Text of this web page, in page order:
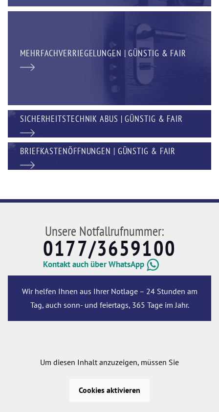
MEHRFACHVERRIEGELUNGEN | GÜNSTIG & FAIR
SICHERHEITSTECHNIK ABUS | GÜNSTIG & FAIR
BRIEFKASTENÖFFNUNGEN | GÜNSTIG & FAIR
Unsere Notfallrufnummer:
0177/3659100
Kontakt auch über WhatsApp
Wir helfen Ihnen aus Ihrer Notlage – 24 Stunden am
Tag, auch sonn- und feiertags, 365 Tage im Jahr.
Um diesen Inhalt anzuzeigen, müssen Sie
Cookies aktivieren